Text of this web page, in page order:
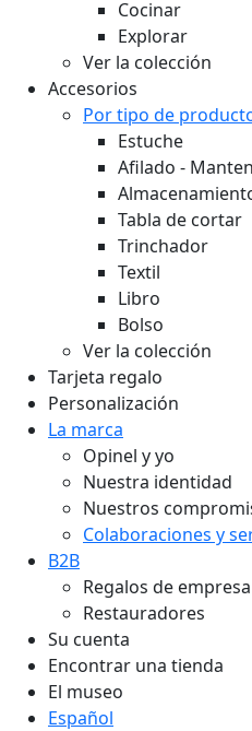
Cocinar
Explorar
Ver la colección
Accesorios
Por tipo de
Estuche
Afilado -
Tabla de cortar
Trinchador
Textil
Libro
Bolso
Ver la colección
Tarjeta regalo
Personalización
La marca
Opinel y yo
Nuestra identidad
Nuestros
Colaboraciones y
B2B
Regalos de empresa
Restauradores
Su cuenta
Encontrar una tienda
El museo
Español